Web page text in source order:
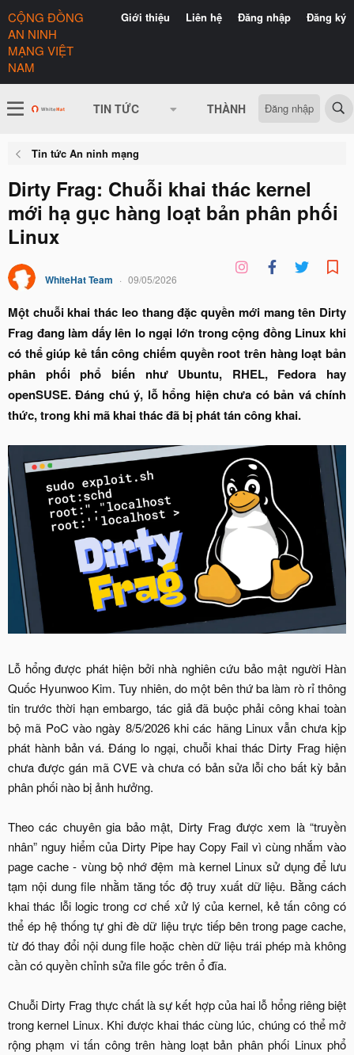
Giới thiệu Liên hệ Đăng nhập Đăng ký
CỘNG ĐỒNG
AN NINH
MẠNG VIỆT
NAM
TIN TỨC THÀNH VIÊN CÓ GÌ
Đăng nhập
Tin tức An ninh mạng
Dirty Frag: Chuỗi khai thác kernel
mới hạ gục hàng loạt bản phân phối
Linux
WhiteHat Team 09/05/2026
Một chuỗi khai thác leo thang đặc quyền mới mang tên Dirty
Frag đang làm dấy lên lo ngại lớn trong cộng đồng Linux khi
có thể giúp kẻ tấn công chiếm quyền root trên hàng loạt bản
phân phối phổ biến như Ubuntu, RHEL, Fedora hay
openSUSE. Đáng chú ý, lỗ hổng hiện chưa có bản vá chính
thức, trong khi mã khai thác đã bị phát tán công khai.
Lỗ hổng được phát hiện bởi nhà nghiên cứu bảo mật người Hàn
Quốc Hyunwoo Kim. Tuy nhiên, do một bên thứ ba làm rò rỉ thông
tin trước thời hạn embargo, tác giả đã buộc phải công khai toàn
bộ mã PoC vào ngày 8/5/2026 khi các hãng Linux vẫn chưa kịp
phát hành bản vá. Đáng lo ngại, chuỗi khai thác Dirty Frag hiện
chưa được gán mã CVE và chưa có bản sửa lỗi cho bất kỳ bản
phân phối nào bị ảnh hưởng.
Theo các chuyên gia bảo mật, Dirty Frag được xem là “truyền
nhân” nguy hiểm của Dirty Pipe hay Copy Fail vì cùng nhắm vào
page cache - vùng bộ nhớ đệm mà kernel Linux sử dụng để lưu
tạm nội dung file nhằm tăng tốc độ truy xuất dữ liệu. Bằng cách
khai thác lỗi logic trong cơ chế xử lý của kernel, kẻ tấn công có
thể ép hệ thống tự ghi đè dữ liệu trực tiếp bên trong page cache,
từ đó thay đổi nội dung file hoặc chèn dữ liệu trái phép mà không
cần có quyền chỉnh sửa file gốc trên ổ đĩa.
Chuỗi Dirty Frag thực chất là sự kết hợp của hai lỗ hổng riêng biệt
trong kernel Linux. Khi được khai thác cùng lúc, chúng có thể mở
rộng phạm vi tấn công trên hàng loạt bản phân phối Linux phổ